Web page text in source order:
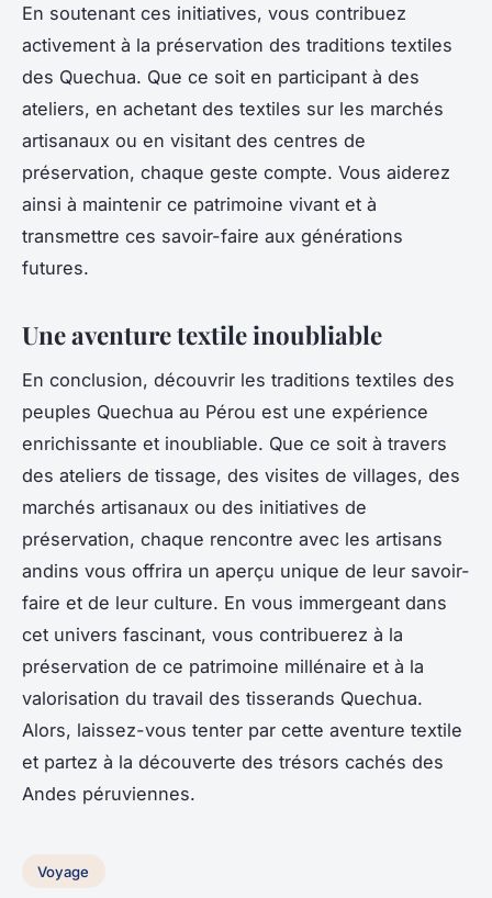
En soutenant ces initiatives, vous contribuez
activement à la préservation des traditions textiles
des Quechua. Que ce soit en participant à des
ateliers, en achetant des textiles sur les marchés
artisanaux ou en visitant des centres de
préservation, chaque geste compte. Vous aiderez
ainsi à maintenir ce patrimoine vivant et à
transmettre ces savoir-faire aux générations
futures.
Une aventure textile inoubliable
En conclusion, découvrir les traditions textiles des
peuples Quechua au Pérou est une expérience
enrichissante et inoubliable. Que ce soit à travers
des ateliers de tissage, des visites de villages, des
marchés artisanaux ou des initiatives de
préservation, chaque rencontre avec les artisans
andins vous offrira un aperçu unique de leur savoir-
faire et de leur culture. En vous immergeant dans
cet univers fascinant, vous contribuerez à la
préservation de ce patrimoine millénaire et à la
valorisation du travail des tisserands Quechua.
Alors, laissez-vous tenter par cette aventure textile
et partez à la découverte des trésors cachés des
Andes péruviennes.
Voyage